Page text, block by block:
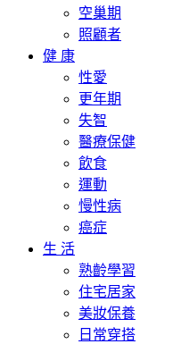
空巢期
照顧者
健 康
性愛
更年期
失智
醫療保健
飲食
運動
慢性病
癌症
生 活
熟齡學習
住宅居家
美妝保養
日常穿搭